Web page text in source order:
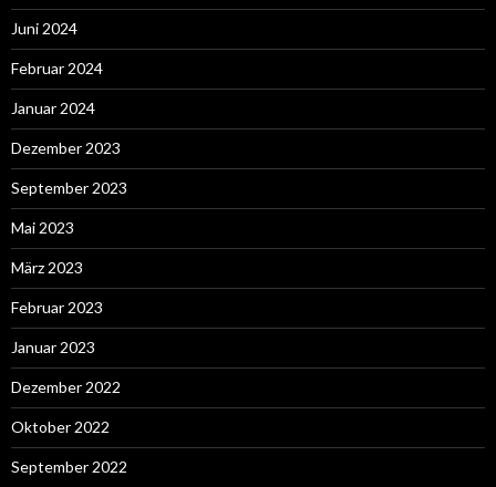
Juni 2024
Februar 2024
Januar 2024
Dezember 2023
September 2023
Mai 2023
März 2023
Februar 2023
Januar 2023
Dezember 2022
Oktober 2022
September 2022